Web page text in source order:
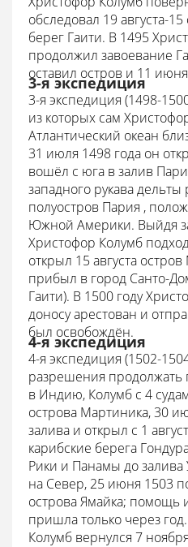
обследовал 19 августа-
берег Гаити. В 1495
продолжил завоевание
оставил остров и 11
3-я экспедиция
3-я экспедиция (1498-
из которых сам
Атлантический океан
31 июля 1498 года он
вошёл с юга в залив
западного рукава
полуостров Пария ,
Южной Америки. Выйдя
Христофор Колумб
открыл 15 августа
прибыл в город Санто-
Гаити). В 1500 году
доносу арестован и
был освобождён.
4-я экспедиция
4-я экспедиция (1502-
разрешения продолжать
в Индию, Колумб с 4
острова Мартиника, 30
залива и открыл с 1
карибские берега
Рики и Панамы до залива
на Север, 25 июня 1503
острова Ямайка; помощь
пришла только через
Колумб вернулся 7